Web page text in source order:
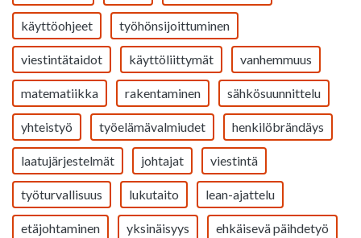
käyttöohjeet työhönsijoittuminen
viestintätaidot käyttöliittymät vanhemmuus
matematiikka rakentaminen sähkösuunnittelu
yhteistyö työelämävalmiudet henkilöbrändäys
laatujärjestelmät johtajat viestintä
työturvallisuus lukutaito lean-ajattelu
etäjohtaminen yksinäisyys ehkäisevä päihdetyö